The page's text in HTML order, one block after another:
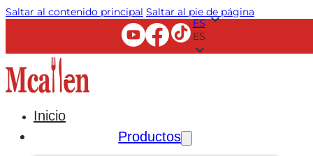
Saltar al contenido principal Saltar al pie de página
ES
ES
Inicio
Productos